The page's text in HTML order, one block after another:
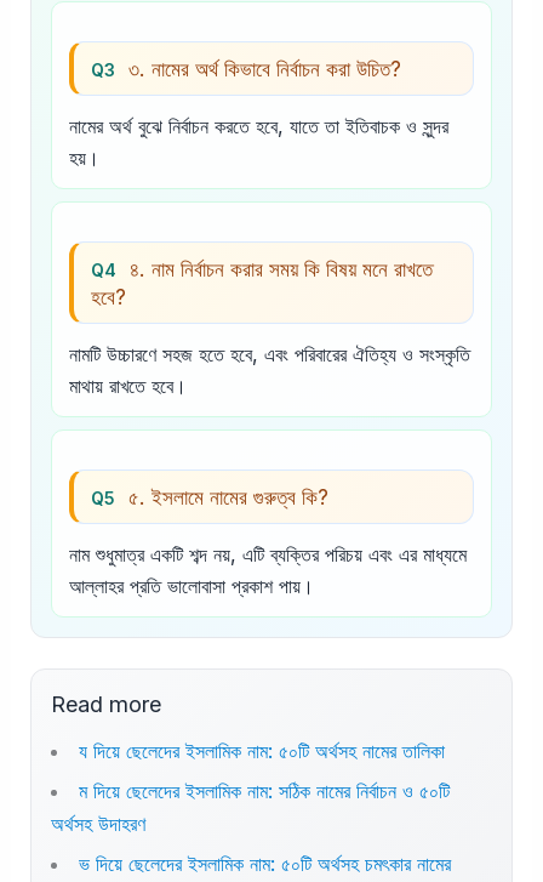
Q3 ৩. নামের অর্থ কিভাবে নির্বাচন করা উচিত?
নামের অর্থ বুঝে নির্বাচন করতে হবে, যাতে তা ইতিবাচক ও সুন্দর
হয়।
Q4
৪. নাম নির্বাচন করার সময় কি বিষয় মনে রাখতে
হবে?
নামটি উচ্চারণে সহজ হতে হবে, এবং পরিবারের ঐতিহ্য ও সংস্কৃতি
মাথায় রাখতে হবে।
Q5 ৫. ইসলামে নামের গুরুত্ব কি?
নাম শুধুমাত্র একটি শব্দ নয়, এটি ব্যক্তির পরিচয় এবং এর মাধ্যমে
আল্লাহর প্রতি ভালোবাসা প্রকাশ পায়।
Read more
য দিয়ে ছেলেদের ইসলামিক নাম: ৫০টি অর্থসহ নামের তালিকা
ম দিয়ে ছেলেদের ইসলামিক নাম: সঠিক নামের নির্বাচন ও ৫০টি
অর্থসহ উদাহরণ
ভ দিয়ে ছেলেদের ইসলামিক নাম: ৫০টি অর্থসহ চমৎকার নামের